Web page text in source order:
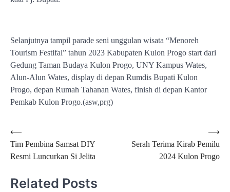
Selanjutnya tampil parade seni unggulan wisata “Menoreh
Tourism Festifal” tahun 2023 Kabupaten Kulon Progo start dari
Gedung Taman Budaya Kulon Progo, UNY Kampus Wates,
Alun-Alun Wates, display di depan Rumdis Bupati Kulon
Progo, depan Rumah Tahanan Wates, finish di depan Kantor
Pemkab Kulon Progo.(asw,prg)
Navigasi
pos
⟵
Tim Pembina Samsat DIY
Resmi Luncurkan Si Jelita
Serah Terima Kirab Pemilu
2024 Kulon Progo
⟶
Related Posts